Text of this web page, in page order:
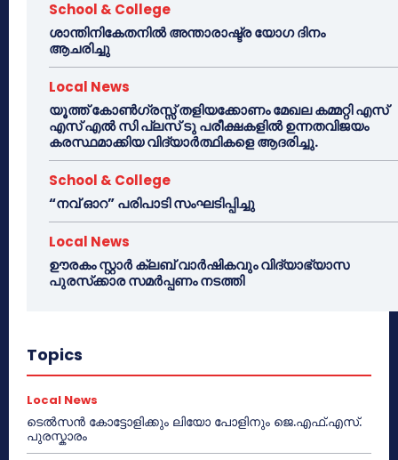
School & College
ശാന്തിനികേതനിൽ അന്താരാഷ്ട്ര യോഗ ദിനം
ആചരിച്ചു
Local News
യൂത്ത് കോൺഗ്രസ്സ് തളിയക്കോണം മേഖല കമ്മറ്റി എസ്
എസ് എൽ സി പ്ലസ് ടു പരീക്ഷകളിൽ ഉന്നതവിജയം
കരസ്ഥമാക്കിയ വിദ്യാർത്ഥികളെ ആദരിച്ചു.
School & College
“നവ് ഓറ” പരിപാടി സംഘടിപ്പിച്ചു
Local News
ഊരകം സ്റ്റാർ ക്ലബ് വാർഷികവും വിദ്യാഭ്യാസ
പുരസ്‌ക്കാര സമർപ്പണം നടത്തി
Topics
Local News
ടെൽസൻ കോട്ടോളിക്കും ലിയോ പോളിനും ജെ.എഫ്.എസ്.
പുരസ്കാരം